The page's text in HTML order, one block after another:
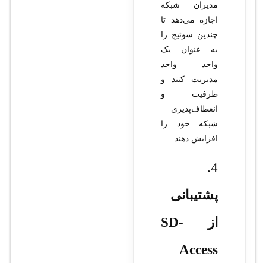
مدیران شبکه
اجازه می‌دهد تا
چندین سوئیچ را
به عنوان یک
واحد واحد
مدیریت کنند و
ظرفیت و
انعطاف‌پذیری
شبکه خود را
افزایش دهند.
4.
پشتیبانی
از SD-
Access